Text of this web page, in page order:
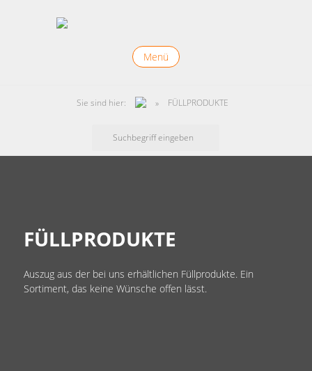
Menü
Sie sind hier: » FÜLLPRODUKTE
Search
FÜLLPRODUKTE
Auszug aus der bei uns erhältlichen Füllprodukte. Ein
Sortiment, das keine Wünsche offen lässt.